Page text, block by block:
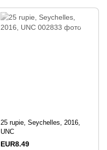
25 rupie, Seychelles, 2016,
UNC
EUR8.49